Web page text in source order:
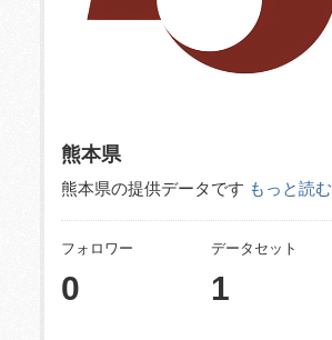
熊本県
熊本県の提供データです もっと読む
フォロワー
0
データセット
1